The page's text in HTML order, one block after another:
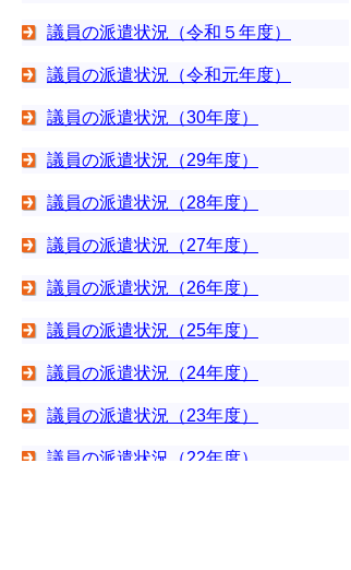
議員の派遣状況（令和５年度）
議員の派遣状況（令和元年度）
議員の派遣状況（30年度）
議員の派遣状況（29年度）
議員の派遣状況（28年度）
議員の派遣状況（27年度）
議員の派遣状況（26年度）
議員の派遣状況（25年度）
議員の派遣状況（24年度）
議員の派遣状況（23年度）
議員の派遣状況（22年度）